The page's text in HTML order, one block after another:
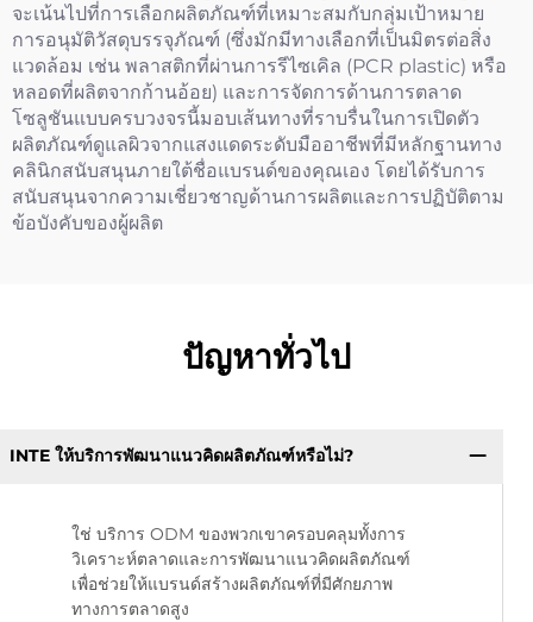
จะเน้นไปที่การเลือกผลิตภัณฑ์ที่เหมาะสมกับกลุ่มเป้าหมาย
การอนุมัติวัสดุบรรจุภัณฑ์ (ซึ่งมักมีทางเลือกที่เป็นมิตรต่อสิ่ง
แวดล้อม เช่น พลาสติกที่ผ่านการรีไซเคิล (PCR plastic) หรือ
หลอดที่ผลิตจากก้านอ้อย) และการจัดการด้านการตลาด
โซลูชันแบบครบวงจรนี้มอบเส้นทางที่ราบรื่นในการเปิดตัว
ผลิตภัณฑ์ดูแลผิวจากแสงแดดระดับมืออาชีพที่มีหลักฐานทาง
คลินิกสนับสนุนภายใต้ชื่อแบรนด์ของคุณเอง โดยได้รับการ
สนับสนุนจากความเชี่ยวชาญด้านการผลิตและการปฏิบัติตาม
ข้อบังคับของผู้ผลิต
ปัญหาทั่วไป
INTE ให้บริการพัฒนาแนวคิดผลิตภัณฑ์หรือไม่?
ใช่ บริการ ODM ของพวกเขาครอบคลุมทั้งการ
วิเคราะห์ตลาดและการพัฒนาแนวคิดผลิตภัณฑ์
เพื่อช่วยให้แบรนด์สร้างผลิตภัณฑ์ที่มีศักยภาพ
ทางการตลาดสูง